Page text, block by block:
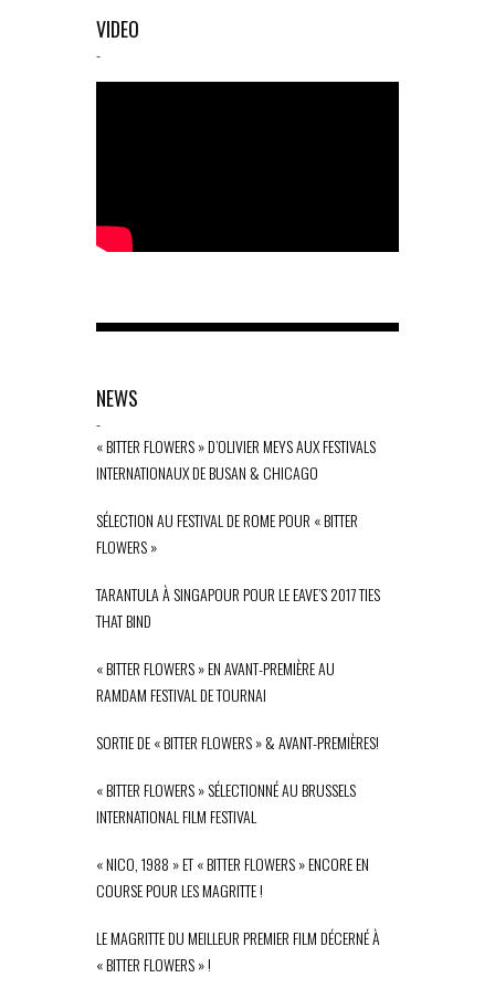
VIDEO
-
NEWS
-
« BITTER FLOWERS » D’OLIVIER MEYS AUX FESTIVALS
INTERNATIONAUX DE BUSAN & CHICAGO
SÉLECTION AU FESTIVAL DE ROME POUR « BITTER
FLOWERS »
TARANTULA À SINGAPOUR POUR LE EAVE’S 2017 TIES
THAT BIND
« BITTER FLOWERS » EN AVANT-PREMIÈRE AU
RAMDAM FESTIVAL DE TOURNAI
SORTIE DE « BITTER FLOWERS » & AVANT-PREMIÈRES!
« BITTER FLOWERS » SÉLECTIONNÉ AU BRUSSELS
INTERNATIONAL FILM FESTIVAL
« NICO, 1988 » ET « BITTER FLOWERS » ENCORE EN
COURSE POUR LES MAGRITTE !
LE MAGRITTE DU MEILLEUR PREMIER FILM DÉCERNÉ À
« BITTER FLOWERS » !